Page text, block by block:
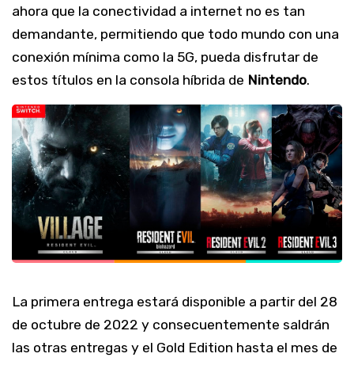
ahora que la conectividad a internet no es tan
demandante, permitiendo que todo mundo con una
conexión mínima como la 5G, pueda disfrutar de
estos títulos en la consola híbrida de Nintendo.
La primera entrega estará disponible a partir del 28
de octubre de 2022 y consecuentemente saldrán
las otras entregas y el Gold Edition hasta el mes de